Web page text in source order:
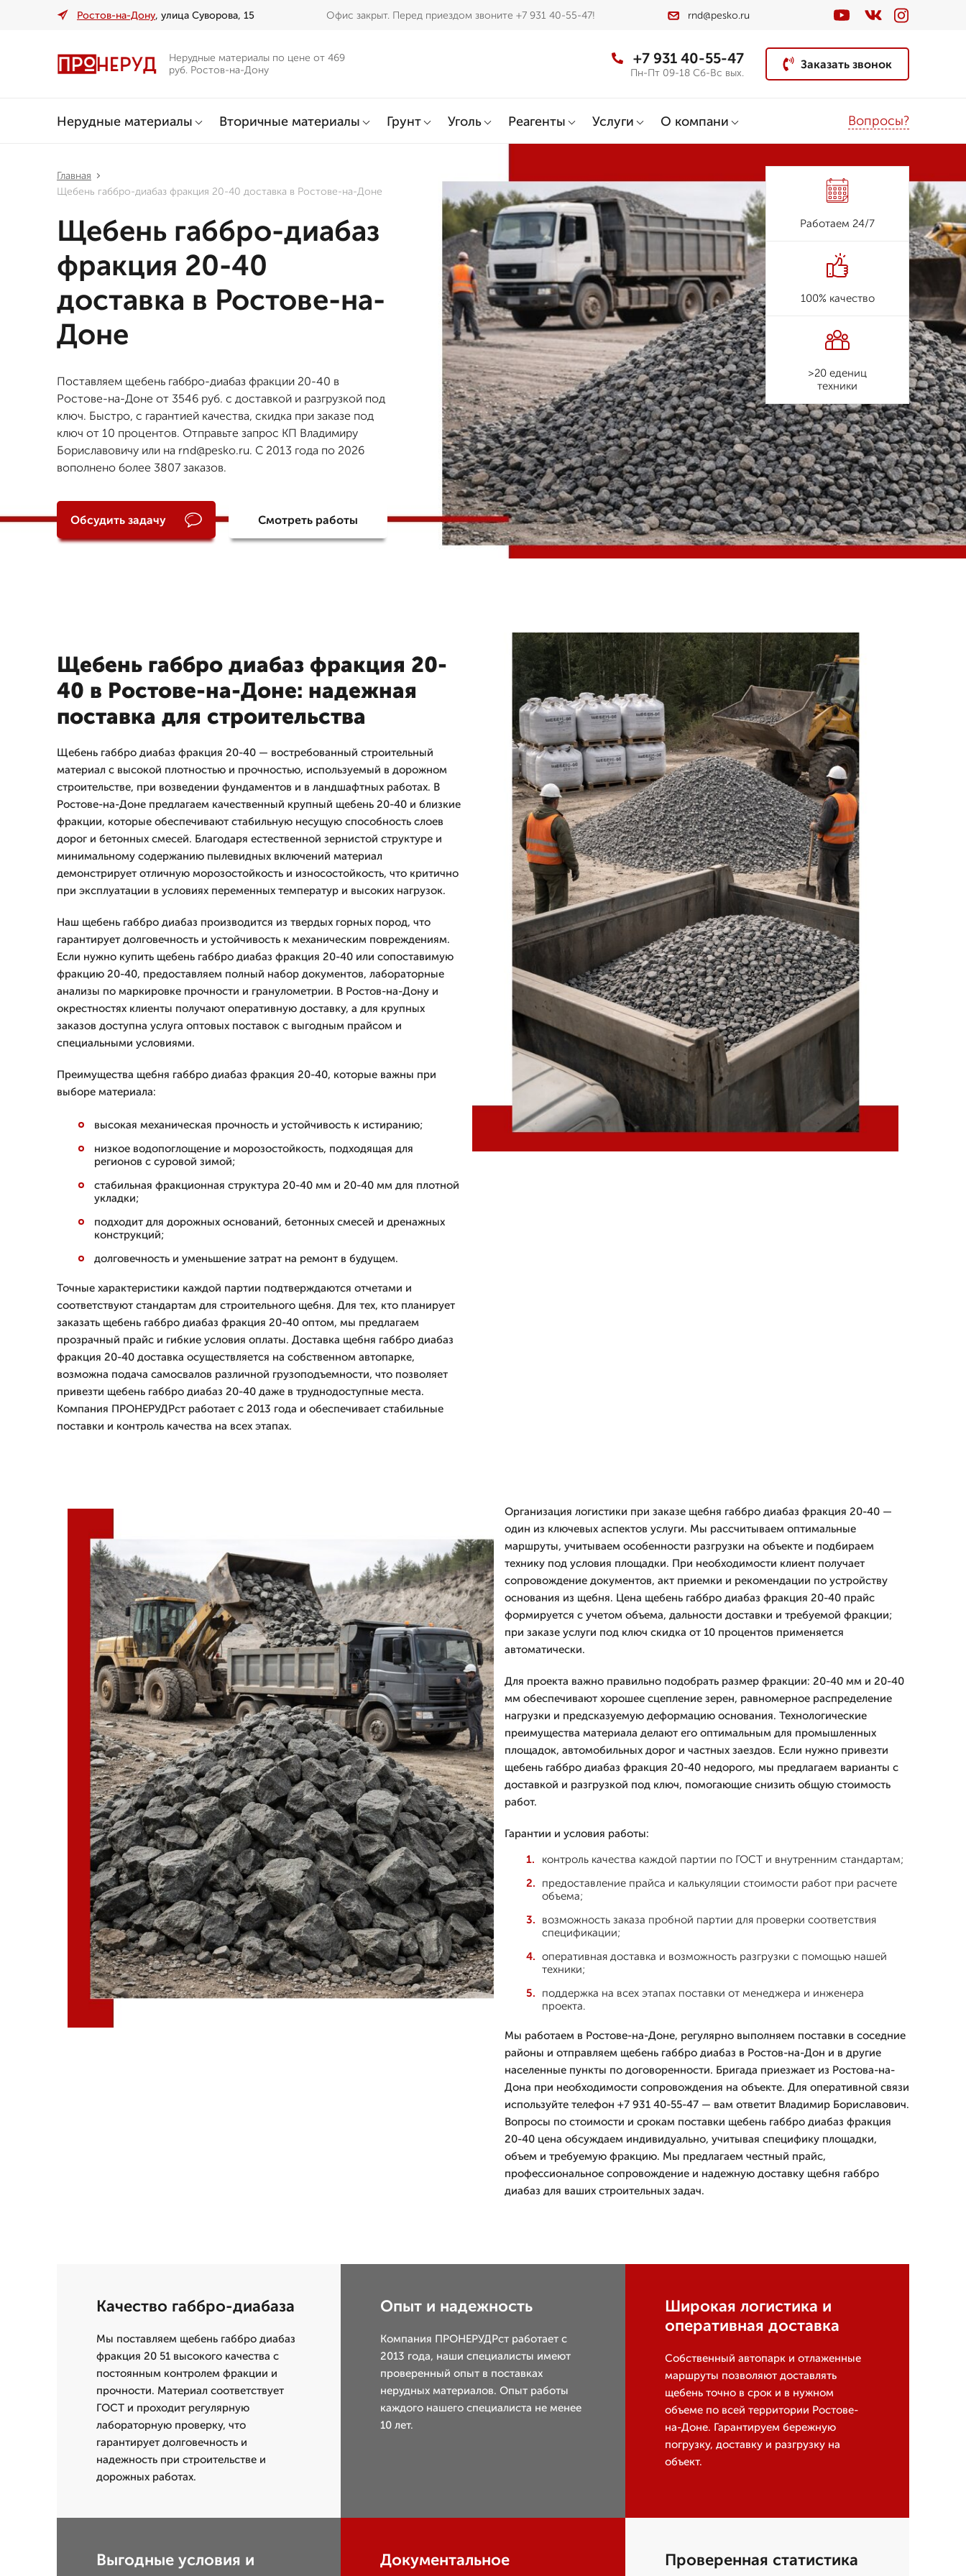
Ростов-на-Дону, улица Суворова, 15 Офис закрыт. Перед приездом звоните +7 931 40-55-47! rnd@pesko.ru
Нерудные материалы по цене от 469
руб. Ростов-на-Дону
+7 931 40-55-47
Пн-Пт 09-18 Сб-Вс вых.
Заказать звонок
Нерудные материалы Вторичные материалы Грунт Уголь Реагенты Услуги О компани Вопросы?
Главная
Щебень габбро-диабаз фракция 20-40 доставка в Ростове-на-Доне
Щебень габбро-диабаз
фракция 20-40
доставка в Ростове-на-
Доне
Поставляем щебень габбро-диабаз фракции 20-40 в
Ростове-на-Доне от 3546 руб. с доставкой и разгрузкой под
ключ. Быстро, с гарантией качества, скидка при заказе под
ключ от 10 процентов. Отправьте запрос КП Владимиру
Бориславовичу или на rnd@pesko.ru. С 2013 года по 2026
вополнено более 3807 заказов.
Обсудить задачу Смотреть работы
Работаем 24/7
100% качество
>20 едениц
техники
Щебень габбро диабаз фракция 20-
40 в Ростове-на-Доне: надежная
поставка для строительства
Щебень габбро диабаз фракция 20-40 — востребованный строительный
материал с высокой плотностью и прочностью, используемый в дорожном
строительстве, при возведении фундаментов и в ландшафтных работах. В
Ростове-на-Доне предлагаем качественный крупный щебень 20-40 и близкие
фракции, которые обеспечивают стабильную несущую способность слоев
дорог и бетонных смесей. Благодаря естественной зернистой структуре и
минимальному содержанию пылевидных включений материал
демонстрирует отличную морозостойкость и износостойкость, что критично
при эксплуатации в условиях переменных температур и высоких нагрузок.
Наш щебень габбро диабаз производится из твердых горных пород, что
гарантирует долговечность и устойчивость к механическим повреждениям.
Если нужно купить щебень габбро диабаз фракция 20-40 или сопоставимую
фракцию 20-40, предоставляем полный набор документов, лабораторные
анализы по маркировке прочности и гранулометрии. В Ростов-на-Дону и
окрестностях клиенты получают оперативную доставку, а для крупных
заказов доступна услуга оптовых поставок с выгодным прайсом и
специальными условиями.
Преимущества щебня габбро диабаз фракция 20-40, которые важны при
выборе материала:
высокая механическая прочность и устойчивость к истиранию;
низкое водопоглощение и морозостойкость, подходящая для
регионов с суровой зимой;
стабильная фракционная структура 20-40 мм и 20-40 мм для плотной
укладки;
подходит для дорожных оснований, бетонных смесей и дренажных
конструкций;
долговечность и уменьшение затрат на ремонт в будущем.
Точные характеристики каждой партии подтверждаются отчетами и
соответствуют стандартам для строительного щебня. Для тех, кто планирует
заказать щебень габбро диабаз фракция 20-40 оптом, мы предлагаем
прозрачный прайс и гибкие условия оплаты. Доставка щебня габбро диабаз
фракция 20-40 доставка осуществляется на собственном автопарке,
возможна подача самосвалов различной грузоподъемности, что позволяет
привезти щебень габбро диабаз 20-40 даже в труднодоступные места.
Компания ПРОНЕРУДРст работает с 2013 года и обеспечивает стабильные
поставки и контроль качества на всех этапах.
Организация логистики при заказе щебня габбро диабаз фракция 20-40 —
один из ключевых аспектов услуги. Мы рассчитываем оптимальные
маршруты, учитываем особенности разгрузки на объекте и подбираем
технику под условия площадки. При необходимости клиент получает
сопровождение документов, акт приемки и рекомендации по устройству
основания из щебня. Цена щебень габбро диабаз фракция 20-40 прайс
формируется с учетом объема, дальности доставки и требуемой фракции;
при заказе услуги под ключ скидка от 10 процентов применяется
автоматически.
Для проекта важно правильно подобрать размер фракции: 20-40 мм и 20-40
мм обеспечивают хорошее сцепление зерен, равномерное распределение
нагрузки и предсказуемую деформацию основания. Технологические
преимущества материала делают его оптимальным для промышленных
площадок, автомобильных дорог и частных заездов. Если нужно привезти
щебень габбро диабаз фракция 20-40 недорого, мы предлагаем варианты с
доставкой и разгрузкой под ключ, помогающие снизить общую стоимость
работ.
Гарантии и условия работы:
контроль качества каждой партии по ГОСТ и внутренним стандартам;
предоставление прайса и калькуляции стоимости работ при расчете
объема;
возможность заказа пробной партии для проверки соответствия
спецификации;
оперативная доставка и возможность разгрузки с помощью нашей
техники;
поддержка на всех этапах поставки от менеджера и инженера
проекта.
Мы работаем в Ростове-на-Доне, регулярно выполняем поставки в соседние
районы и отправляем щебень габбро диабаз в Ростов-на-Дон и в другие
населенные пункты по договоренности. Бригада приезжает из Ростова-на-
Дона при необходимости сопровождения на объекте. Для оперативной связи
используйте телефон +7 931 40-55-47 — вам ответит Владимир Бориславович.
Вопросы по стоимости и срокам поставки щебень габбро диабаз фракция
20-40 цена обсуждаем индивидуально, учитывая специфику площадки,
объем и требуемую фракцию. Мы предлагаем честный прайс,
профессиональное сопровождение и надежную доставку щебня габбро
диабаз для ваших строительных задач.
Качество габбро-диабаза
Мы поставляем щебень габбро диабаз
фракция 20 51 высокого качества с
постоянным контролем фракции и
прочности. Материал соответствует
ГОСТ и проходит регулярную
лабораторную проверку, что
гарантирует долговечность и
надежность при строительстве и
дорожных работах.
Опыт и надежность
Компания ПРОНЕРУДРст работает с
2013 года, наши специалисты имеют
проверенный опыт в поставках
нерудных материалов. Опыт работы
каждого нашего специалиста не менее
10 лет.
Широкая логистика и
оперативная доставка
Собственный автопарк и отлаженные
маршруты позволяют доставлять
щебень точно в срок и в нужном
объеме по всей территории Ростове-
на-Доне. Гарантируем бережную
погрузку, доставку и разгрузку на
объект.
Выгодные условия и
Документальное
Проверенная статистика